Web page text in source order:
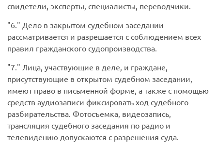
свидетели, эксперты, специалисты, переводчики.
6.
Дело в закрытом судебном заседании
рассматривается и разрешается с соблюдением всех
правил гражданского судопроизводства.
7.
Лица, участвующие в деле, и граждане,
присутствующие в открытом судебном заседании,
имеют право в письменной форме, а также с помощью
средств аудиозаписи фиксировать ход судебного
разбирательства. Фотосъемка, видеозапись,
трансляция судебного заседания по радио и
телевидению допускаются с разрешения суда.